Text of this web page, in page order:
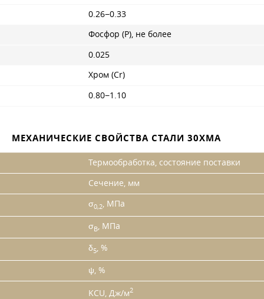
0.26−0.33
Фосфор (P), не более
0.025
Хром (Cr)
0.80−1.10
МЕХАНИЧЕСКИЕ СВОЙСТВА СТАЛИ 30ХМА
Термообработка, состояние поставки
Сечение, мм
σ0,2, МПа
σB, МПа
δ5, %
ψ, %
KCU, Дж/м2